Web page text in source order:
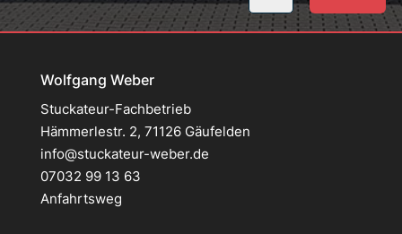
Wolfgang Weber
Stuckateur-Fachbetrieb
Hämmerlestr. 2, 71126 Gäufelden
info@stuckateur-weber.de
07032 99 13 63
Anfahrtsweg